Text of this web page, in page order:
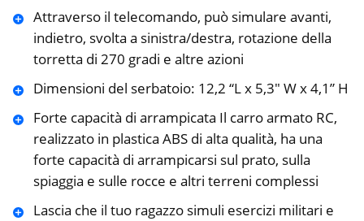
Attraverso il telecomando, può simulare avanti,
indietro, svolta a sinistra/destra, rotazione della
torretta di 270 gradi e altre azioni
Dimensioni del serbatoio: 12,2 “L x 5,3″ W x 4,1” H
Forte capacità di arrampicata Il carro armato RC,
realizzato in plastica ABS di alta qualità, ha una
forte capacità di arrampicarsi sul prato, sulla
spiaggia e sulle rocce e altri terreni complessi
Lascia che il tuo ragazzo simuli esercizi militari e